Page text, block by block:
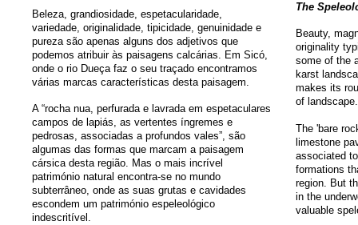
Beleza, grandiosidade, espetacularidade,
variedade, originalidade, tipicidade, genuinidade e
pureza são apenas alguns dos adjetivos que
podemos atribuir às paisagens calcárias. Em Sicó,
onde o rio Dueça faz o seu traçado encontramos
várias marcas características desta paisagem.
A “rocha nua, perfurada e lavrada em espetaculares
campos de lapiás, as vertentes íngremes e
pedrosas, associadas a profundos vales”, são
algumas das formas que marcam a paisagem
cársica desta região. Mas o mais incrível
património natural encontra-se no mundo
subterrâneo, onde as suas grutas e cavidades
escondem um património espeleológico
indescritível.
The
Beauty,
originality
some of the
karst
makes its
of landscape.
The 'bare
limestone
associated to
formations
region. But
in the
valuable